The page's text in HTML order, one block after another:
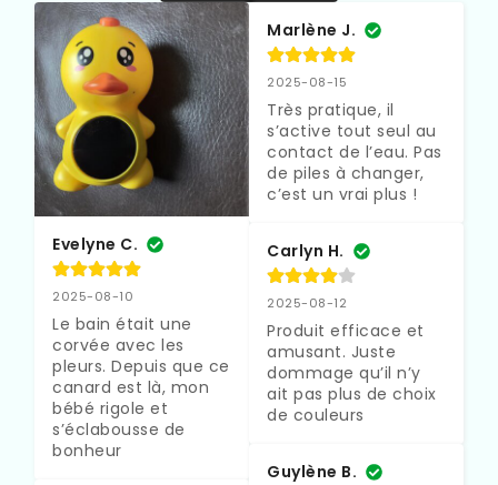
Evelyne C.
2025-08-10
Le bain était une
corvée avec les
pleurs. Depuis que ce
canard est là, mon
bébé rigole et
s’éclabousse de
bonheur
Marlène J.
2025-08-15
Très pratique, il
s’active tout seul au
contact de l’eau. Pas
de piles à changer,
c’est un vrai plus !
Carlyn H.
2025-08-12
Produit efficace et
amusant. Juste
dommage qu’il n’y
ait pas plus de choix
de couleurs
Guylène B.